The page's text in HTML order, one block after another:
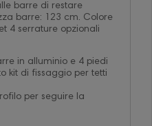
barre di restare
barre: 123 cm. Colore
4 serrature opzionali
in alluminio e 4 piedi
kit di fissaggio per tetti
per seguire la